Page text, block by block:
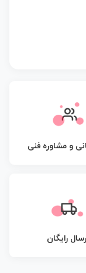
و مشاوره فنی
رایگان